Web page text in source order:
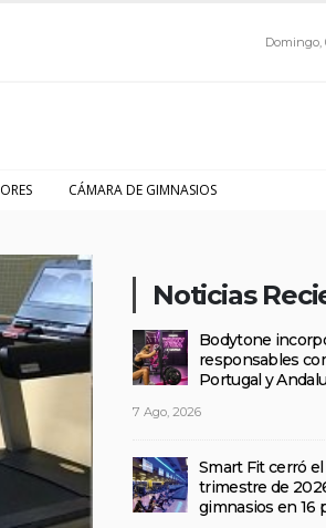
Domingo,
CÁMARA DE GIMNASIOS
Noticias
Bodytone
responsables
Portugal y
7 Ago, 2026
Smart Fit cerró
trimestre de
gimnasios en 16